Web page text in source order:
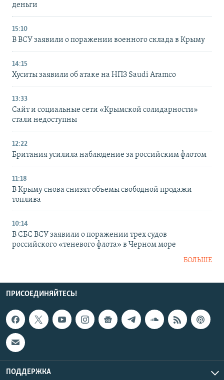
деньги
15:10
В ВСУ заявили о поражении военного склада в Крыму
14:15
Хуситы заявили об атаке на НПЗ Saudi Aramco
13:33
Сайт и социальные сети «Крымской солидарности»
стали недоступны
12:22
Британия усилила наблюдение за российским флотом
11:18
В Крыму снова снизят объемы свободной продажи
топлива
10:14
В СБС ВСУ заявили о поражении трех судов
российского «теневого флота» в Черном море
БОЛЬШЕ
ПРИСОЕДИНЯЙТЕСЬ!
ПОДДЕРЖКА